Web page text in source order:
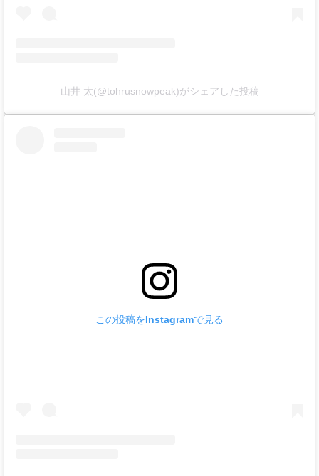
山井 太(@tohrusnowpeak)がシェアした投稿
この投稿をInstagramで見る